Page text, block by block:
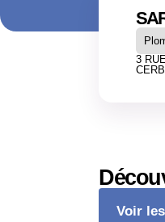
3
Voir